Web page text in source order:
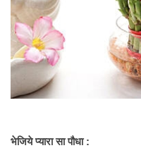
भेजिये प्यारा सा पौधा :